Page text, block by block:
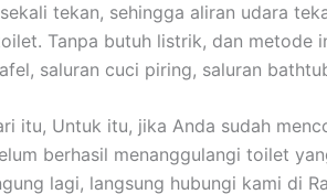
tekan, sehingga aliran udara
Tanpa butuh listrik, dan metode
saluran cuci piring, saluran
itu, Untuk itu, jika Anda sudah
berhasil menanggulangi toilet
lagi, langsung hubungi kami di